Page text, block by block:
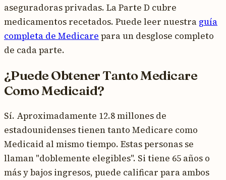
aseguradoras privadas. La Parte D cubre
medicamentos recetados. Puede leer nuestra guía
completa de Medicare para un desglose completo
de cada parte.
¿Puede Obtener Tanto Medicare
Como Medicaid?
Sí. Aproximadamente 12.8 millones de
estadounidenses tienen tanto Medicare como
Medicaid al mismo tiempo. Estas personas se
llaman "doblemente elegibles". Si tiene 65 años o
más y bajos ingresos, puede calificar para ambos